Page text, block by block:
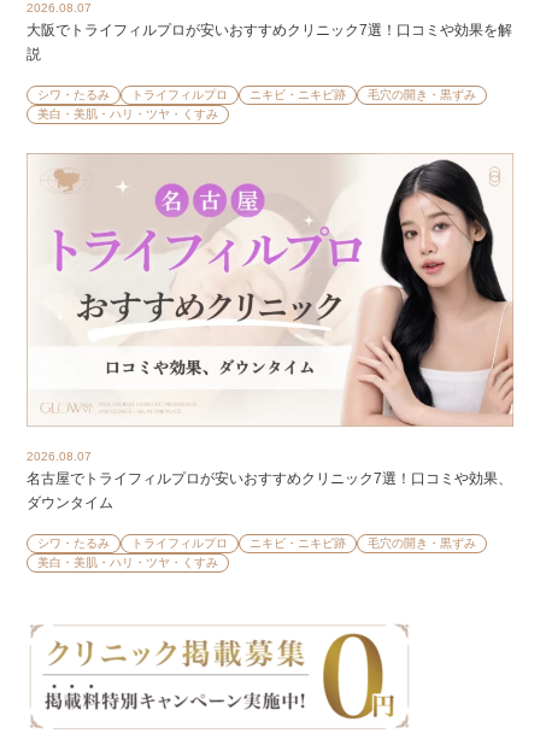
2026.08.07
大阪でトライフィルプロが安いおすすめクリニック7選！口コミや効果を解
説
シワ・たるみ トライフィルプロ ニキビ・ニキビ跡
毛穴の開き・黒ずみ
美白・美肌・ハリ・ツヤ・くすみ
2026.08.07
名古屋でトライフィルプロが安いおすすめクリニック7選！口コミや効果、
ダウンタイム
シワ・たるみ トライフィルプロ ニキビ・ニキビ跡
毛穴の開き・黒ずみ
美白・美肌・ハリ・ツヤ・くすみ